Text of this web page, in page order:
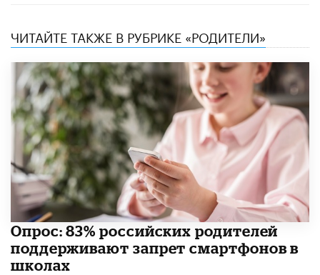
ЧИТАЙТЕ ТАКЖЕ В РУБРИКЕ «РОДИТЕЛИ»
Опрос: 83% российских родителей
поддерживают запрет смартфонов в
школах